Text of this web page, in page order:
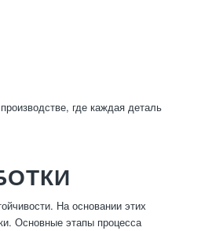
где каждая деталь
На основании этих
Основные этапы процесса